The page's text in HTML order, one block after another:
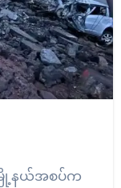
ြို့နယ်အစပ်က